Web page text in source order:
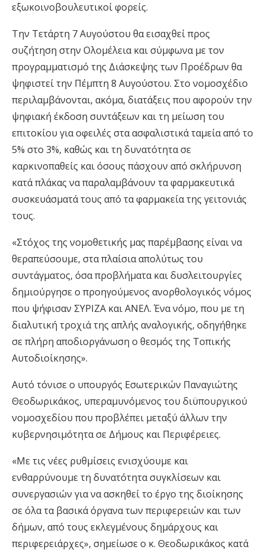
εξωκοινοβουλευτικοί φορείς.
Την Τετάρτη 7 Αυγούστου θα εισαχθεί προς
συζήτηση στην Ολομέλεια και σύμφωνα με τον
προγραμματισμό της Διάσκεψης των Προέδρων θα
ψηφιστεί την Πέμπτη 8 Αυγούστου. Στο νομοσχέδιο
περιλαμβάνονται, ακόμα, διατάξεις που αφορούν την
ψηφιακή έκδοση συντάξεων και τη μείωση του
επιτοκίου για οφειλές στα ασφαλιστικά ταμεία από το
5% στο 3%, καθώς και τη δυνατότητα σε
καρκινοπαθείς και όσους πάσχουν από σκλήρυνση
κατά πλάκας να παραλαμβάνουν τα φαρμακευτικά
συσκευάσματά τους από τα φαρμακεία της γειτονιάς
τους.
«Στόχος της νομοθετικής μας παρέμβασης είναι να
θεραπεύσουμε, στα πλαίσια απολύτως του
συντάγματος, όσα προβλήματα και δυσλειτουργίες
δημιούργησε ο προηγούμενος ανορθολογικός νόμος
που ψήφισαν ΣΥΡΙΖΑ και ΑΝΕΛ. Ένα νόμο, που με τη
διαλυτική τροχιά της απλής αναλογικής, οδηγήθηκε
σε πλήρη αποδιοργάνωση ο θεσμός της Τοπικής
Αυτοδιοίκησης».
Αυτό τόνισε ο υπουργός Εσωτερικών Παναγιώτης
Θεοδωρικάκος, υπεραμυνόμενος του διϋπουργικού
νομοσχεδίου που προβλέπει μεταξύ άλλων την
κυβερνησιμότητα σε Δήμους και Περιφέρειες.
«Με τις νέες ρυθμίσεις ενισχύουμε και
ενθαρρύνουμε τη δυνατότητα συγκλίσεων και
συνεργασιών για να ασκηθεί το έργο της διοίκησης
σε όλα τα βασικά όργανα των περιφερειών και των
δήμων, από τους εκλεγμένους δημάρχους και
περιφερειάρχες», σημείωσε ο κ. Θεοδωρικάκος κατά